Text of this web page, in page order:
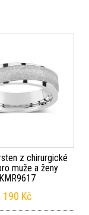
z chirurgické
muže a ženy
KMR9617
190 Kč